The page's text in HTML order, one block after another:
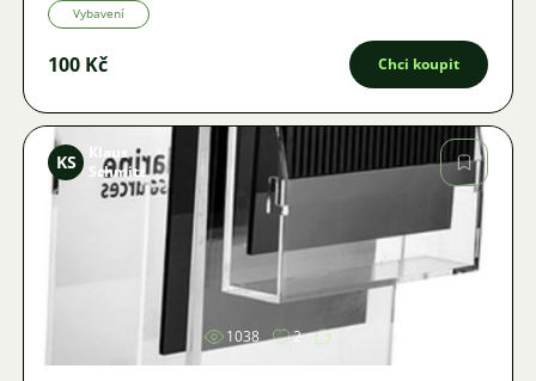
Vybavení
100 Kč Chci koupit
Obrázek
KS
Klaus
Schmitz
1038 2